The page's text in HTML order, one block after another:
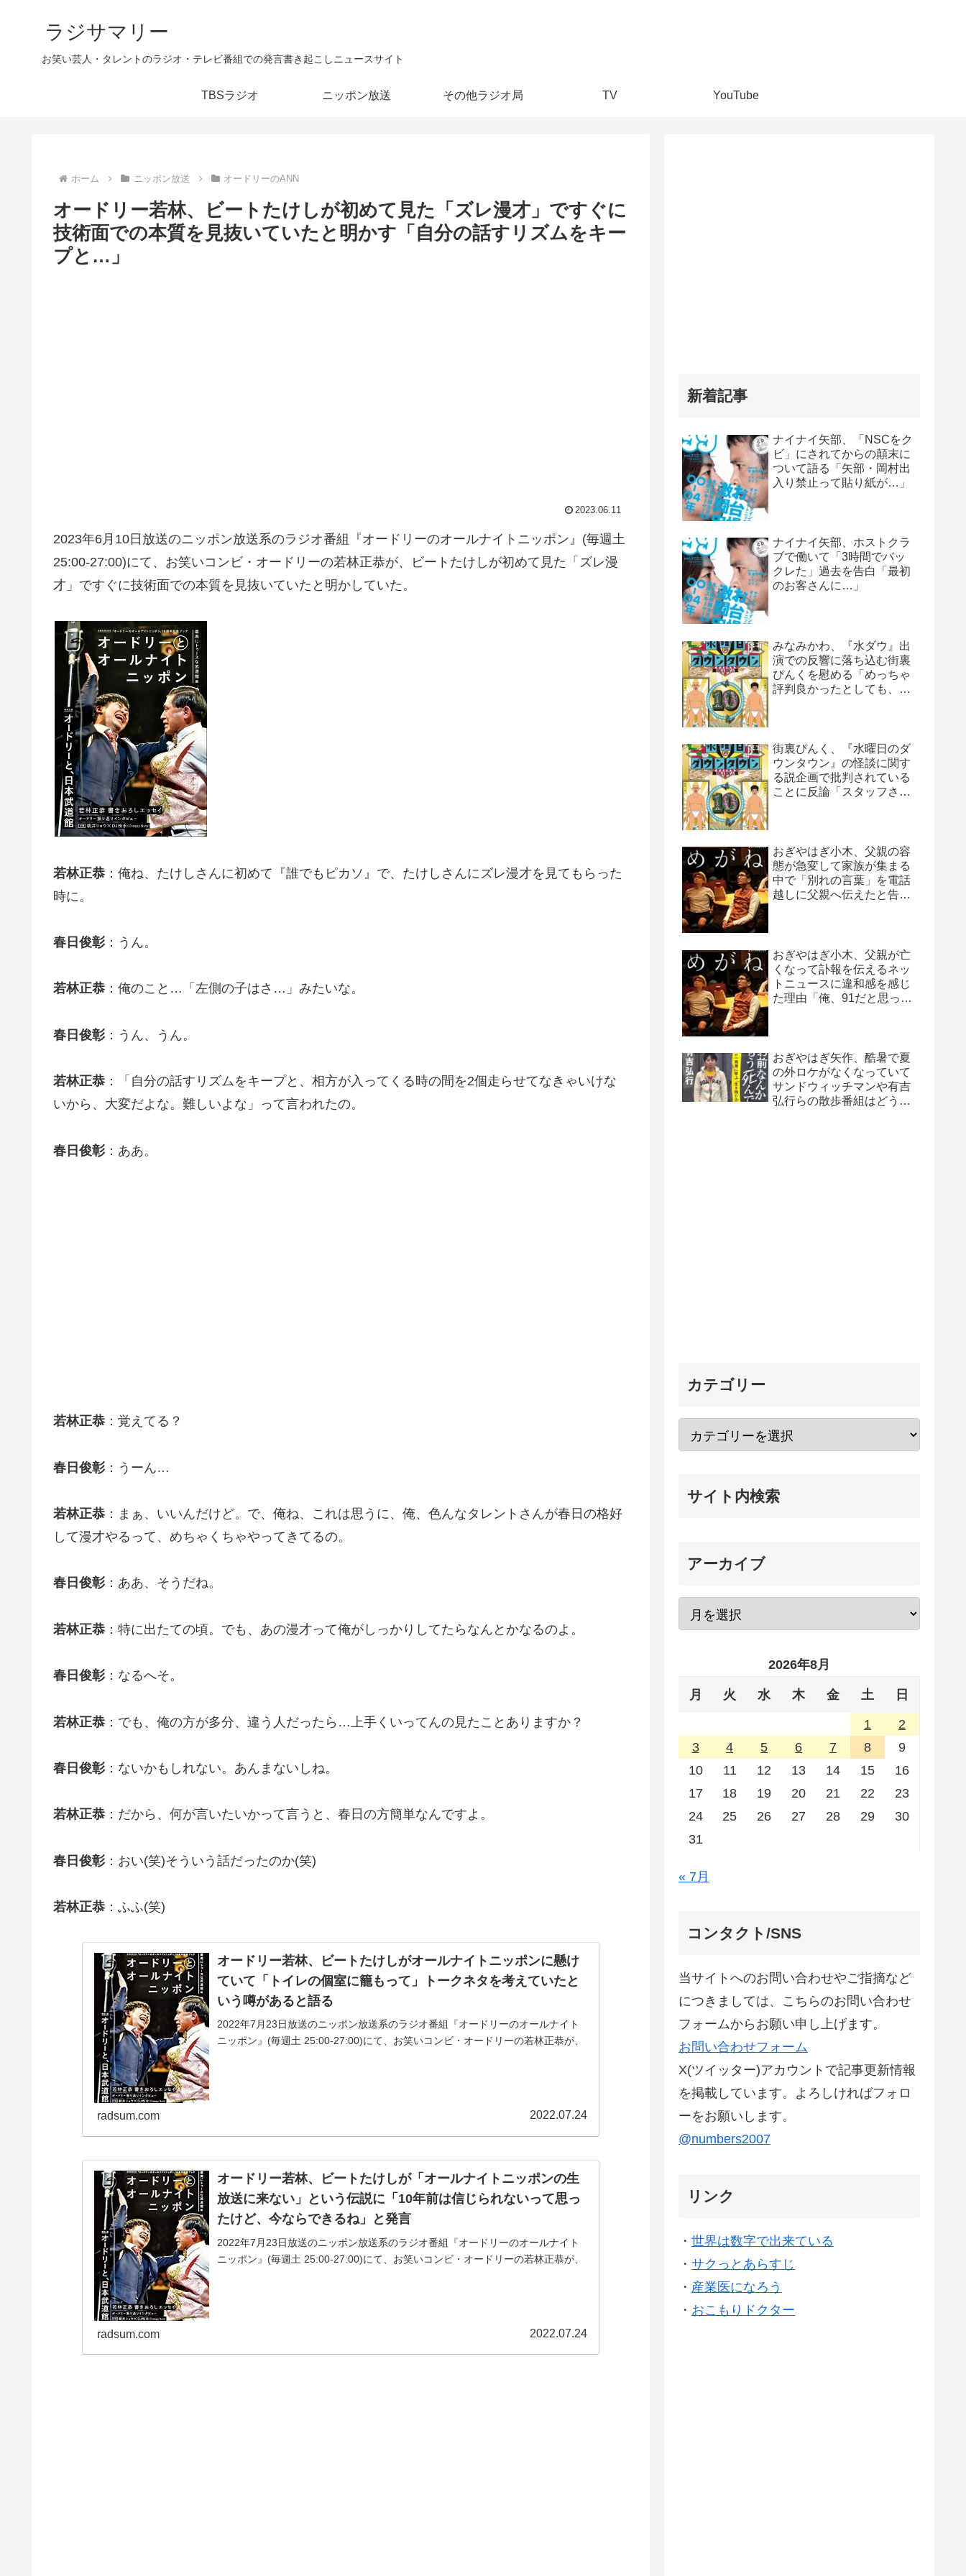
ラジサマリー
お笑い芸人・タレントのラジオ・テレビ番組での発言書き起こしニュースサイト
TBSラジオ ニッポン放送 その他ラジオ局 TV YouTube
ホーム ニッポン放送 オードリーのANN
オードリー若林、ビートたけしが初めて見た「ズレ漫才」ですぐに
技術面での本質を見抜いていたと明かす「自分の話すリズムをキー
プと…」
2023.06.11
2023年6月10日放送のニッポン放送系のラジオ番組『オードリーのオールナイトニッポン』(毎週土
25:00-27:00)にて、お笑いコンビ・オードリーの若林正恭が、ビートたけしが初めて見た「ズレ漫
才」ですぐに技術面での本質を見抜いていたと明かしていた。
若林正恭 ：俺ね、たけしさんに初めて『誰でもピカソ』で、たけしさんにズレ漫才を見てもらった
時に。
春日俊彰：うん。
若林正恭 ：俺のこと…「左側の子はさ…」みたいな。
春日俊彰：うん、うん。
若林正恭 ：「自分の話すリズムをキープと、相方が入ってくる時の間を2個走らせてなきゃいけな
いから、大変だよな。難しいよな」って言われたの。
春日俊彰：ああ。
若林正恭 ：覚えてる？
春日俊彰：うーん…
若林正恭 ：まぁ、いいんだけど。で、俺ね、これは思うに、俺、色んなタレントさんが春日の格好
して漫才やるって、めちゃくちゃやってきてるの。
春日俊彰：ああ、そうだね。
若林正恭 ：特に出たての頃。でも、あの漫才って俺がしっかりしてたらなんとかなるのよ。
春日俊彰：なるへそ。
若林正恭 ：でも、俺の方が多分、違う人だったら…上手くいってんの見たことありますか？
春日俊彰：ないかもしれない。あんまないしね。
若林正恭 ：だから、何が言いたいかって言うと、春日の方簡単なんですよ。
春日俊彰：おい(笑)そういう話だったのか(笑)
若林正恭 ：ふふ(笑)
オードリー若林、ビートたけしがオールナイトニッポンに懸け
ていて「トイレの個室に籠もって」トークネタを考えていたと
いう噂があると語る
2022年7月23日放送のニッポン放送系のラジオ番組『オードリーのオールナイト
ニッポン』(毎週土 25:00-27:00)にて、お笑いコンビ・オードリーの若林正恭が、
radsum.com 2022.07.24
オードリー若林、ビートたけしが「オールナイトニッポンの生
放送に来ない」という伝説に「10年前は信じられないって思っ
たけど、今ならできるね」と発言
2022年7月23日放送のニッポン放送系のラジオ番組『オードリーのオールナイト
ニッポン』(毎週土 25:00-27:00)にて、お笑いコンビ・オードリーの若林正恭が、
radsum.com 2022.07.24
新着記事
ナイナイ矢部、「NSCをク
ビ」にされてからの顛末に
ついて語る「矢部・岡村出
入り禁止って貼り紙が…」
ナイナイ矢部、ホストクラ
ブで働いて「3時間でバッ
クレた」過去を告白「最初
のお客さんに…」
みなみかわ、『水ダウ』出
演での反響に落ち込む街裏
ぴんくを慰める「めっちゃ
評判良かったとしても、や
街裏ぴんく、『水曜日のダ
ウンタウン』の怪談に関す
る説企画で批判されている
ことに反論「スタッフさん
おぎやはぎ小木、父親の容
態が急変して家族が集まる
中で「別れの言葉」を電話
越しに父親へ伝えたと告白
おぎやはぎ小木、父親が亡
くなって訃報を伝えるネッ
トニュースに違和感を感じ
た理由「俺、91だと思って
おぎやはぎ矢作、酷暑で夏
の外ロケがなくなっていて
サンドウィッチマンや有吉
弘行らの散歩番組はどうし
カテゴリー
サイト内検索
アーカイブ
2026年8月
月 火 水 木 金 土 日
1
2
3
4 5 6 7 8
9
10
11 12 13 14 15
16
17
18 19 20 21 22
23
24
25 26 27 28 29
30
31
« 7月
コンタクト/SNS
当サイトへのお問い合わせやご指摘など
につきましては、こちらのお問い合わせ
フォームからお願い申し上げます。
お問い合わせフォーム
X(ツイッター)アカウントで記事更新情報
を掲載しています。よろしければフォロ
ーをお願いします。
@numbers2007
リンク
・ 世界は数字で出来ている
・ サクっとあらすじ
・ 産業医になろう
・ おこもりドクター